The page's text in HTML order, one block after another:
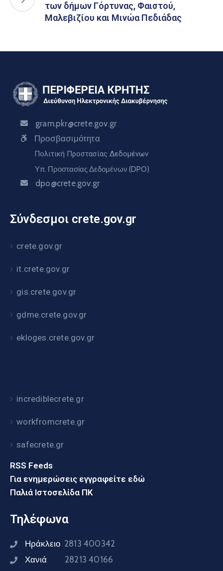
των δήμων Γόρτυνας, Φαιστού,
Μαλεβιζίου και Μινώα Πεδιάδας
gram.pkr@crete.gov.gr
Προσβασιμότητα
Πολιτική Προστασίας Δεδομένων
Υπ. Προστασίας Δεδομένων (DPO)
dpo@crete.gov.gr
Σύνδεσμοι crete.gov.gr
crete.gov.gr
it.crete.gov.gr
gis.crete.gov.gr
gdme.crete.gov.gr
ekloges.crete.gov.gr
incrediblecrete.gr
workfromcrete.gr
safecrete.gr
RSS Feeds
Για ενημερώσεις εγγραφείτε εδώ
Παλιά Ιστοσελίδα ΠΚ
Τηλέφωνα
Ηράκλειο 2813 400342
Χανιά 28213 40166